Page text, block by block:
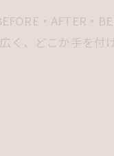
・AFTER・
く、どこか手を付